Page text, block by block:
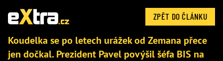
ZPĚT DO ČLÁNKU
Koudelka se po letech urážek od Zemana přece
jen dočkal. Prezident Pavel povýšil šéfa BIS na